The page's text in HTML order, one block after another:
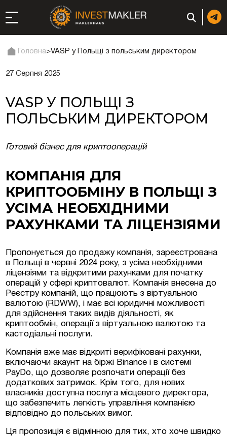
та супутні
реєстрація чи
компанії (фірми) у
ОАЕ | Відкрити
проєкти та
та Австрії
нерухомість у
Головна>VASP у Польщі з польським директором
27 Серпня 2025
VASP У ПОЛЬЩІ З
ПОЛЬСЬКИМ ДИРЕКТОРОМ
Готовий бізнес для криптооперацій
КОМПАНІЯ ДЛЯ
КРИПТООБМІНУ В ПОЛЬЩІ З
УСІМА НЕОБХІДНИМИ
РАХУНКАМИ ТА ЛІЦЕНЗІЯМИ
Пропонується до продажу компанія, зареєстрована
в Польщі в червні 2024 року, з усіма необхідними
ліцензіями та відкритими рахунками для початку
операцій у сфері криптовалют. Компанія внесена до
Реєстру компаній, що працюють з віртуальною
валютою (RDWW), і має всі юридичні можливості
для здійснення таких видів діяльності, як
криптообмін, операції з віртуальною валютою та
кастодіальні послуги.
Компанія вже має відкриті верифіковані рахунки,
включаючи акаунт на біржі Binance і в системі
PayDo, що дозволяє розпочати операції без
додаткових затримок. Крім того, для нових
власників доступна послуга місцевого директора,
що забезпечить легкість управління компанією
відповідно до польських вимог.
Ця пропозиція є відмінною для тих, хто хоче швидко